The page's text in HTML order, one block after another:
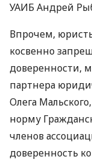
УАИБ Андрей
Впрочем,
косвенно
доверенности,
партнера
Олега
норму
членов
доверенность